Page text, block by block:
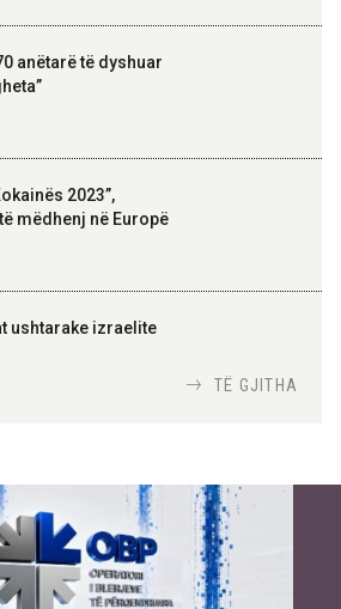
anëtarë të dyshuar
2023”,
mëdhenj në Europë
ushtarake izraelite
TË GJITHA